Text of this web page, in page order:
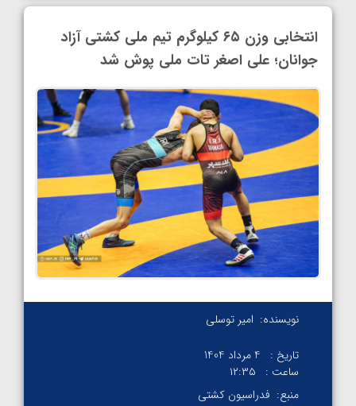
انتخابی وزن ۶۵ کیلوگرم تیم ملی کشتی آزاد
جوانان؛ علی اصغر تات ملی پوش شد
نویسنده: امیر توسلی
تاریخ :
4 مرداد 1404
ساعت :
۱۲:۳۵
منبع: فدراسیون کشتی